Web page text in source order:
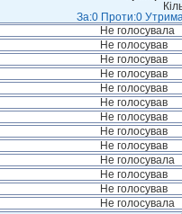
За:0 Проти:0
Не голосувала
Не голосував
Не голосував
Не голосував
Не голосував
Не голосував
Не голосував
Не голосував
Не голосував
Не голосувала
Не голосував
Не голосував
Не голосувала